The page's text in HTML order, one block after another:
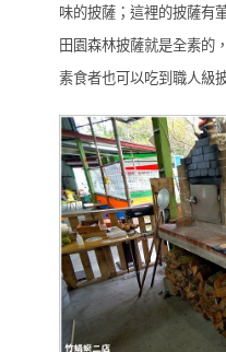
味的披薩；這裡的披薩有
田園森林披薩就是全素的
素食者也可以吃到職人級